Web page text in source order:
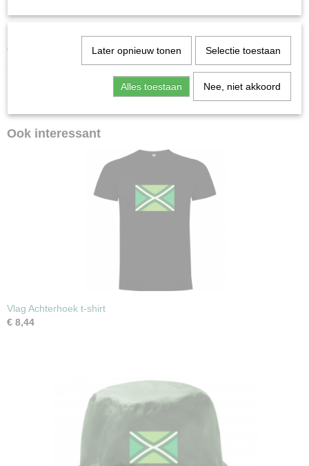
Buckethat met polyester buitenzijde en fleece binnekant. Onze size max
60 cm
Ook interessant
Vlag Achterhoek t-shirt
€ 8,44
Later opnieuw tonen Selectie toestaan
Alles toestaan Nee, niet akkoord